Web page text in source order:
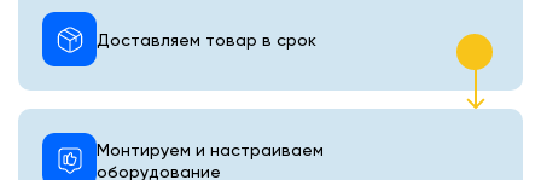
Монтируем и настраиваем
оборудование
Доставляем товар в срок